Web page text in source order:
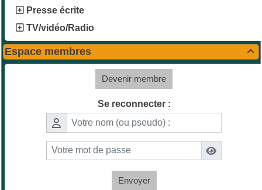
Presse écrite
TV/vidéo/Radio

Espace membres
Devenir membre
Se reconnecter :
Envoyer